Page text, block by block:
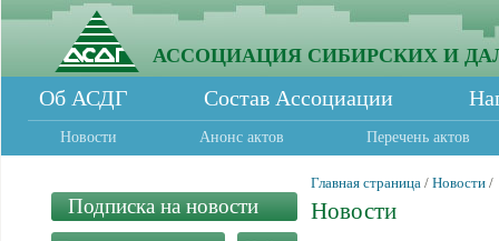
АССОЦИАЦИЯ СИБИРСКИХ И
Об АСДГ Состав Ассоциации
Новости Анонс актов Перечень актов
Подписка на новости
Главная страница / Новости /
Новости